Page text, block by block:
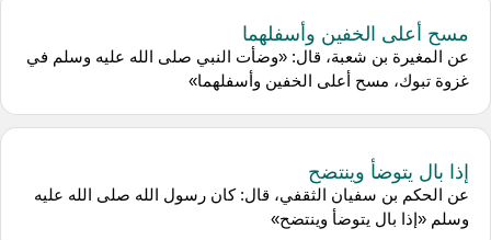
مسح أعلى الخفين وأسفلهما
عن المغيرة بن شعبة، قال: «وضأت النبي صلى الله عليه وسلم في
غزوة تبوك، مسح أعلى الخفين وأسفلهما»
إذا بال يتوضأ وينتضح
عن الحكم بن سفيان الثقفي، قال: كان رسول الله صلى الله عليه
وسلم «إذا بال يتوضأ وينتضح»